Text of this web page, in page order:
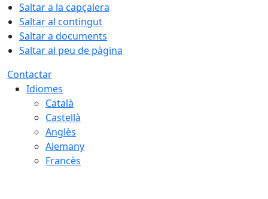
Saltar a la capçalera
Saltar al contingut
Saltar a documents
Saltar al peu de pàgina
Contactar
Idiomes
Català
Castellà
Anglès
Alemany
Francès